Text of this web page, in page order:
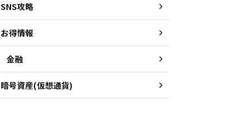
SNS攻略
お得情報
金融
暗号資産(仮想通貨)